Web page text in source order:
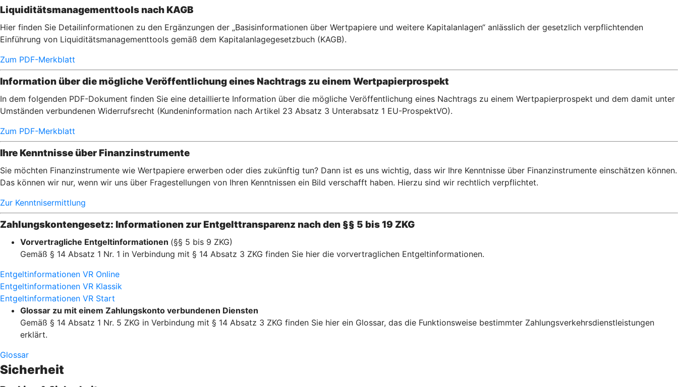
Liquiditätsmanagementtools nach KAGB
Hier finden Sie Detailinformationen zu den Ergänzungen der „Basisinformationen über Wertpapiere und weitere Kapitalanlagen“ anlässlich der gesetzlich verpflichtenden
Einführung von Liquiditätsmanagementtools gemäß dem Kapitalanlagegesetzbuch (KAGB).
Zum PDF-Merkblatt
Information über die mögliche Veröffentlichung eines Nachtrags zu einem Wertpapierprospekt
In dem folgenden PDF-Dokument finden Sie eine detaillierte Information über die mögliche Veröffentlichung eines Nachtrags zu einem Wertpapierprospekt und dem damit unter
Umständen verbundenen Widerrufsrecht (Kundeninformation nach Artikel 23 Absatz 3 Unterabsatz 1 EU-ProspektVO).
Zum PDF-Merkblatt
Ihre Kenntnisse über Finanzinstrumente
Sie möchten Finanzinstrumente wie Wertpapiere erwerben oder dies zukünftig tun? Dann ist es uns wichtig, dass wir Ihre Kenntnisse über Finanzinstrumente einschätzen können.
Das können wir nur, wenn wir uns über Fragestellungen von Ihren Kenntnissen ein Bild verschafft haben. Hierzu sind wir rechtlich verpflichtet.
Zur Kenntnisermittlung
Zahlungskontengesetz: Informationen zur Entgelttransparenz nach den §§ 5 bis 19 ZKG
Vorvertragliche Entgeltinformationen (§§ 5 bis 9 ZKG)
Gemäß § 14 Absatz 1 Nr. 1 in Verbindung mit § 14 Absatz 3 ZKG finden Sie hier die vorvertraglichen Entgeltinformationen.
Entgeltinformationen VR Online
Entgeltinformationen VR Klassik
Entgeltinformationen VR Start
Glossar zu mit einem Zahlungskonto verbundenen Diensten
Gemäß § 14 Absatz 1 Nr. 5 ZKG in Verbindung mit § 14 Absatz 3 ZKG finden Sie hier ein Glossar, das die Funktionsweise bestimmter Zahlungsverkehrsdienstleistungen
erklärt.
Glossar
Sicherheit